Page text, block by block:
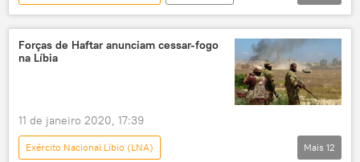
Notícias
Oriente Médio e África
Mundo
Líbia
Sergei Lavrov
Khalifa Haftar
Emirados Árabes Unidos
Forças de Haftar anunciam cessar-fogo
na Líbia
11 de janeiro 2020, 17:39
Exército Nacional Líbio (LNA)
Mais 12